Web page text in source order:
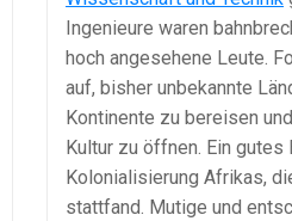
Ingenieure waren
hoch angesehene Leute.
auf, bisher unbekannte
Kontinente zu bereisen
Kultur zu öffnen. Ein
Kolonialisierung Afrikas,
stattfand. Mutige und